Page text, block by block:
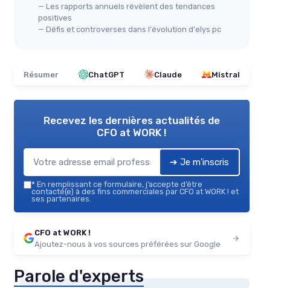
— Les rapports annuels révèlent des tendances
positives
— Défis et controverses dans l'évolution d'elys pc
Résumer ChatGPT Claude Mistral
Recevez les dernières actualités de
CFO at WORK !
➔ Je m'inscris
* En remplissant ce formulaire, j’accepte d’être
contacté(e) à des fins commerciales par CFO at WORK ! et
ses partenaires.
CFO at WORK !
Ajoutez-nous à vos sources préférées sur Google
Parole d'experts